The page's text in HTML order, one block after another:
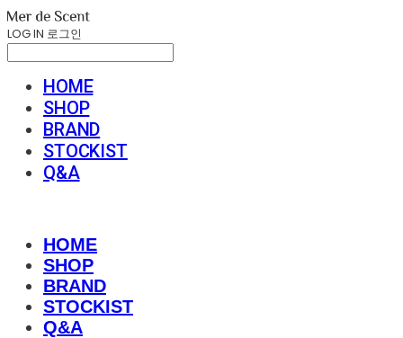
LOG IN 로그인
HOME
SHOP
BRAND
STOCKIST
Q&A
HOME
SHOP
BRAND
STOCKIST
Q&A